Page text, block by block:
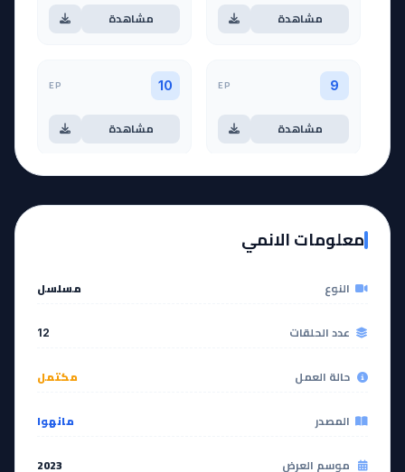
مشاهدة مشاهدة
9
EP
مشاهدة
10
EP
مشاهدة
مشاهدة
آخر حلقة 🔥
12
EP
معلومات الانمي
النوع مسلسل
عدد الحلقات 12
حالة العمل مكتمل
المصدر مانهوا
موسم العرض 2023